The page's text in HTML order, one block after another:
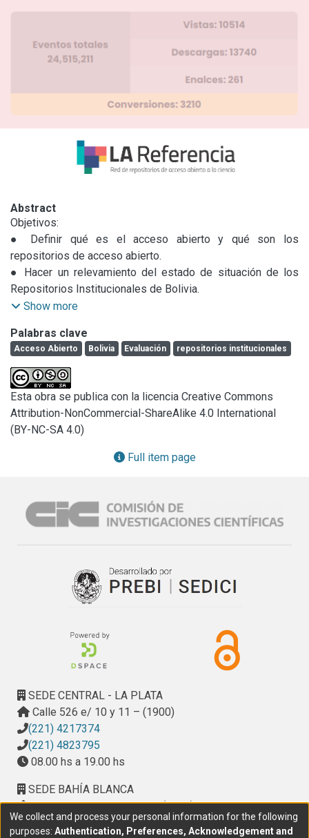
Abstract
Objetivos:
● Definir qué es el acceso abierto y qué son los
repositorios de acceso abierto.
● Hacer un relevamiento del estado de situación de los
Repositorios Institucionales de Bolivia.
● Reflexionar sobre qué se entiende por calidad en los
parámetros?
Show more
Palabras clave
Acceso Abierto Bolivia Evaluación repositorios institucionales
Esta obra se publica con la licencia Creative Commons
Attribution-NonCommercial-ShareAlike 4.0 International
(BY-NC-SA 4.0)
Full item page
SEDE CENTRAL - LA PLATA
Calle 526 e/ 10 y 11 – (1900)
(221) 4217374
(221) 4823795
08.00 hs a 19.00 hs
SEDE BAHÍA BLANCA
Calle Ciudad de Cali 320 – (8000). Universidad
Provincial del Sudoeste (UPSO)
We collect and process your personal information for the following
purposes: Authentication, Preferences, Acknowledgement and